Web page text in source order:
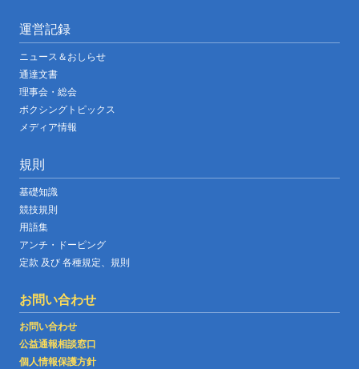
運営記録
ニュース＆おしらせ
通達文書
理事会・総会
ボクシングトピックス
メディア情報
規則
基礎知識
競技規則
用語集
アンチ・ドーピング
定款 及び 各種規定、規則
お問い合わせ
お問い合わせ
公益通報相談窓口
個人情報保護方針